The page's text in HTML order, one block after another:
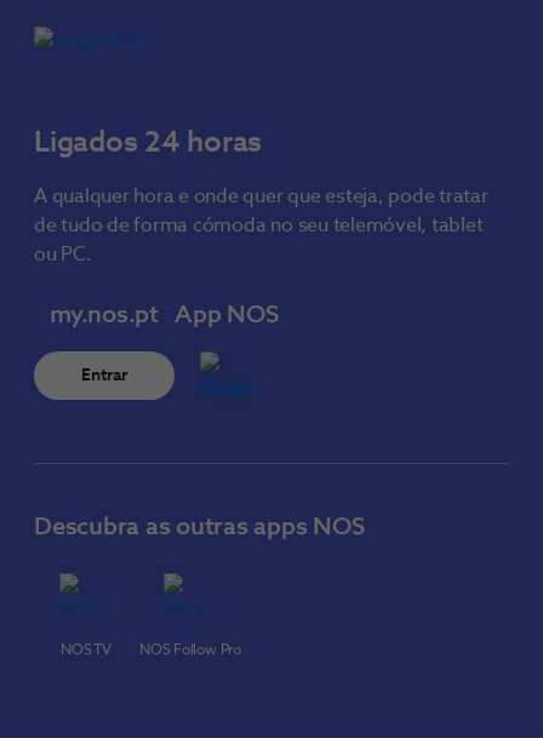
Ligados 24 horas
A qualquer hora e onde quer que esteja, pode tratar
de tudo de forma cómoda no seu telemóvel, tablet
ou PC.
my.nos.pt
Entrar
App NOS
Descubra as outras apps NOS
NOS TV NOS Follow Pro